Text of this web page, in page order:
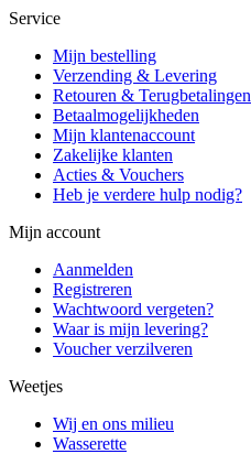
Service
Mijn bestelling
Verzending & Levering
Retouren & Terugbetalingen
Betaalmogelijkheden
Mijn klantenaccount
Zakelijke klanten
Acties & Vouchers
Heb je verdere hulp nodig?
Mijn account
Aanmelden
Registreren
Wachtwoord vergeten?
Waar is mijn levering?
Voucher verzilveren
Weetjes
Wij en ons milieu
Wasserette